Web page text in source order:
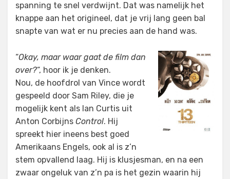
spanning te snel verdwijnt. Dat was namelijk het
knappe aan het origineel, dat je vrij lang geen bal
snapte van wat er nu precies aan de hand was.
“Okay, maar waar gaat de film dan
over?“, hoor ik je denken.
Nou, de hoofdrol van Vince wordt
gespeeld door Sam Riley, die je
mogelijk kent als Ian Curtis uit
Anton Corbijns Control. Hij
spreekt hier ineens best goed
Amerikaans Engels, ook al is z’n
stem opvallend laag. Hij is klusjesman, en na een
zwaar ongeluk van z’n pa is het gezin waarin hij